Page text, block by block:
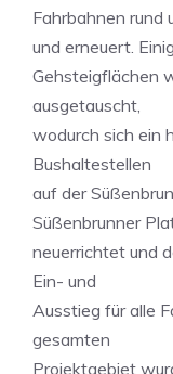
Fahrbahnen
und erneuert.
Gehsteigflächen
ausgetauscht,
wodurch sich ein
Bushaltestellen
auf der
Süßenbrunner
neuerrichtet und
Ein- und
Ausstieg für alle
gesamten
Projektgebiet